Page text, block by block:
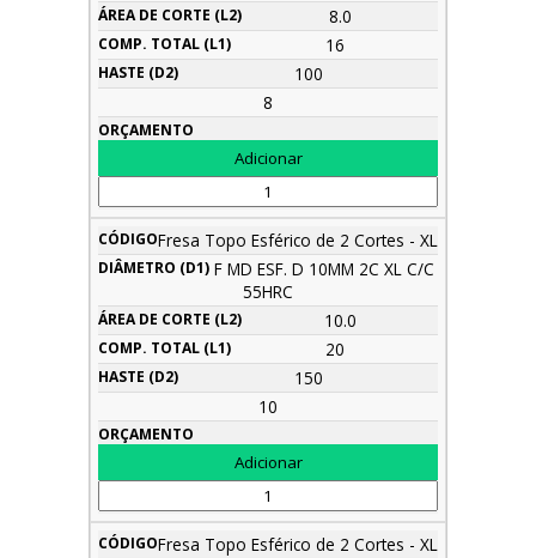
8.0
16
100
8
Fresa Topo Esférico de 2 Cortes - XL
F MD ESF. D 10MM 2C XL C/C
55HRC
10.0
20
150
10
Fresa Topo Esférico de 2 Cortes - XL